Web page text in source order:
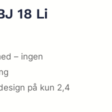
18 Li
– ingen
på kun 2,4